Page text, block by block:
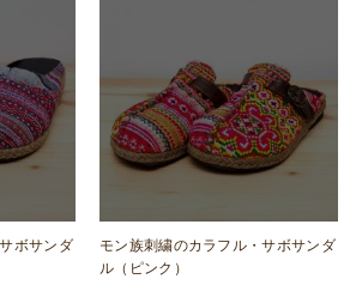
ボサンダ
モン族刺繍のカラフル・サボサンダ
ル（ピンク）